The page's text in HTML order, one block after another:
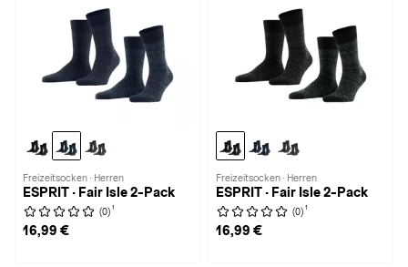
Freizeitsocken · Herren
ESPRIT · Fair Isle 2-Pack
(0) 1
16,99 €
Freizeitsocken · Herren
ESPRIT · Fair Isle 2-Pack
(0) 1
16,99 €